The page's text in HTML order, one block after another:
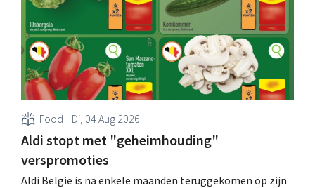
Food Di, 04 Aug 2026
Aldi stopt met "geheimhouding"
verspromoties
Aldi België is na enkele maanden teruggekomen op zijn